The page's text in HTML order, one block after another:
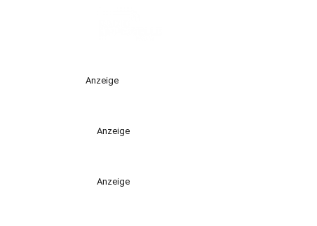
Anzeige
Anzeige
Anzeige